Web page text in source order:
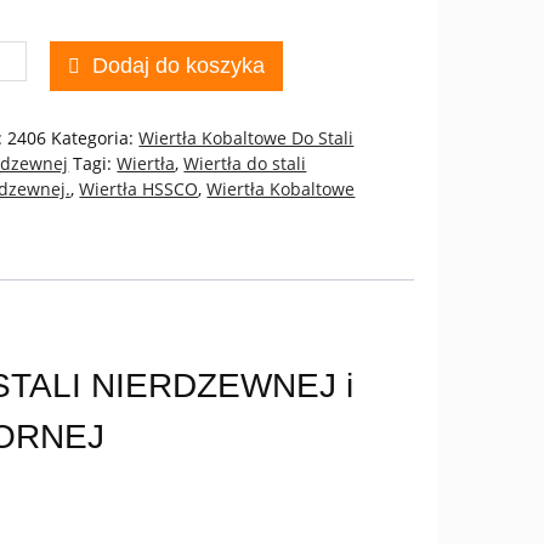
Dodaj do koszyka
2406 Kategoria:Wiertła Kobaltowe Do Stali
Tagi:Wiertła,Wiertła do stali
,Wiertła HSSCO,Wiertła Kobaltowe
NIERDZEWNEJ i